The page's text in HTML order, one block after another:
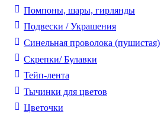
Помпоны, шары, гирлянды
Подвески / Украшения
Синельная проволока (пушистая)
Скрепки/ Булавки
Тейп-лента
Тычинки для цветов
Цветочки